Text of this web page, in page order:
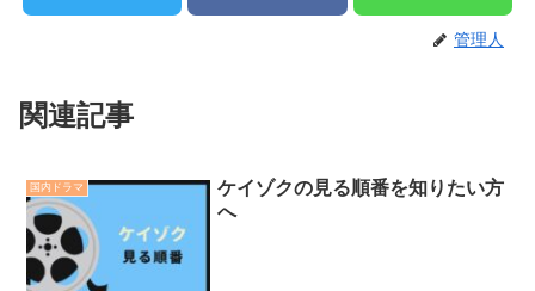
管理人
関連記事
国内ドラマ
ケイゾクの見る順番を知りたい方
へ